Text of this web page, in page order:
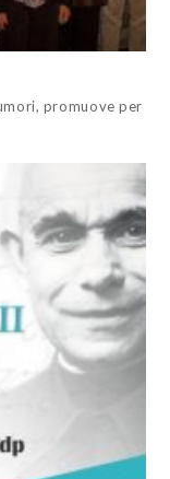
promuove per